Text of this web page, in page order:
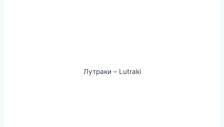
Лутраки – Lutraki